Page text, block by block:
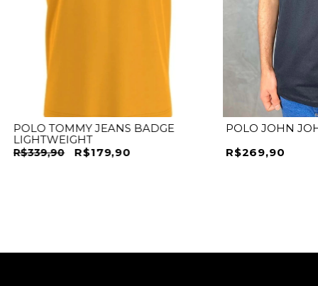
POLO TOMMY JEANS BADGE
LIGHTWEIGHT
R$339,90 R$179,90
POLO JOHN
R$269,90